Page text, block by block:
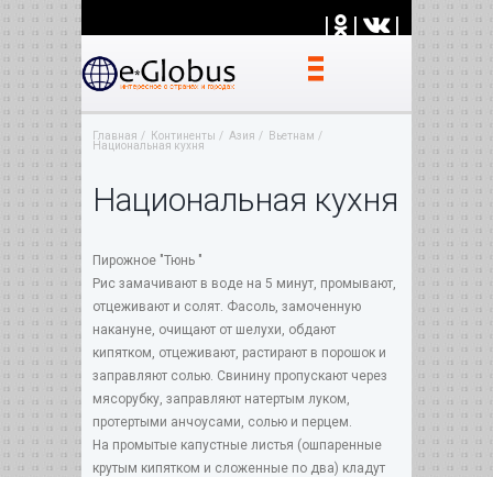
| | |
Главная Континенты Азия
Вьетнам
Национальная кухня
Национальная кухня
Пирожное "Тюнь "
Рис замачивают в воде на 5 минут, промывают,
отцеживают и солят. Фасоль, замоченную
накануне, очищают от шелухи, обдают
кипятком, отцеживают, растирают в порошок и
заправляют солью. Свинину пропускают через
мясорубку, заправляют натертым луком,
протертыми анчоусами, солью и перцем.
На промытые капустные листья (ошпаренные
крутым кипятком и сложенные по два) кладут